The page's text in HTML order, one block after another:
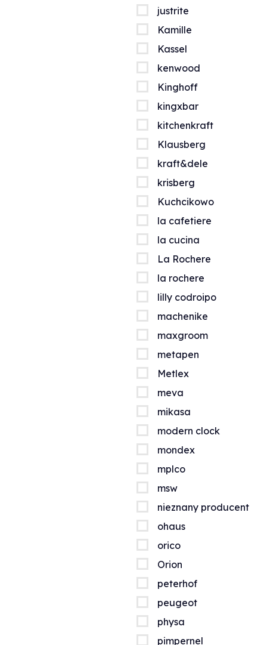
justrite
Kamille
Kassel
kenwood
Kinghoff
kingxbar
kitchenkraft
Klausberg
kraft&dele
krisberg
Kuchcikowo
la cafetiere
la cucina
La Rochere
la rochere
lilly codroipo
machenike
maxgroom
metapen
Metlex
meva
mikasa
modern clock
mondex
mplco
msw
nieznany producent
ohaus
orico
Orion
peterhof
peugeot
physa
pimpernel